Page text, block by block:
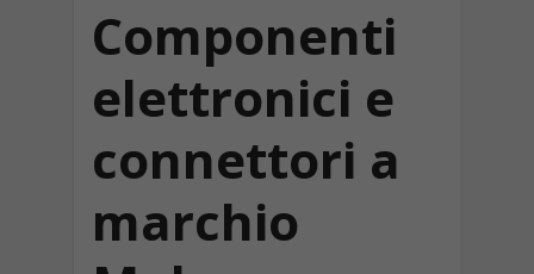
Componenti
elettronici e
connettori a
marchio